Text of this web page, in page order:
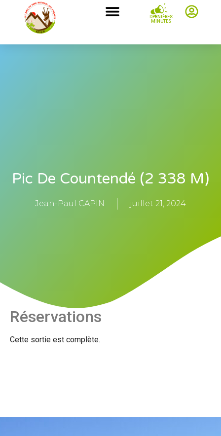
DERNIÈRES
MINUTES
Pic De Countendé (2 338 M)
Jean-Paul CAPIN juillet 21, 2024
Réservations
Cette sortie est complète.